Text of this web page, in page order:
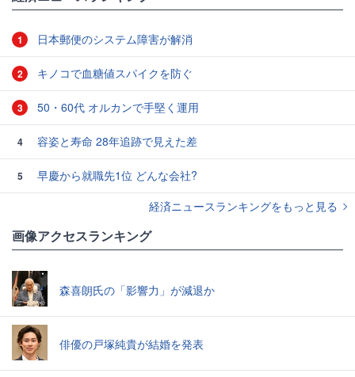
1 日本郵便のシステム障害が解消
2 キノコで血糖値スパイクを防ぐ
3 50・60代 オルカンで手堅く運用
4 容姿と寿命 28年追跡で見えた差
5
早慶から就職先1位 どんな会社?
経済ニュースランキングをもっと見る
画像アクセスランキング
森喜朗氏の「影響力」が減退か
俳優の戸塚純貴が結婚を発表